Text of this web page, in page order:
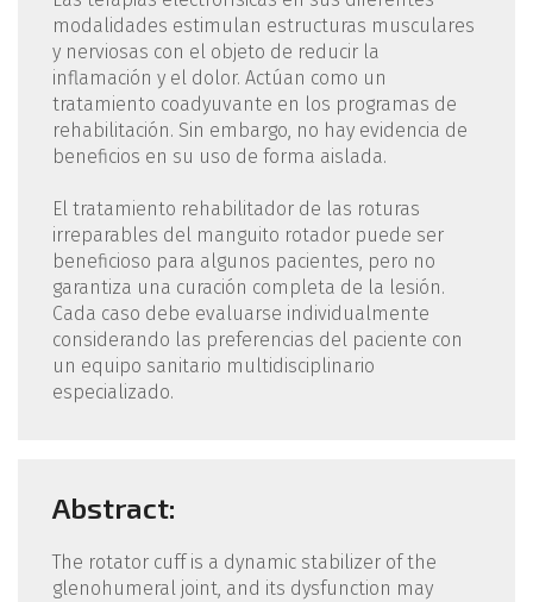
modalidades estimulan estructuras musculares
y nerviosas con el objeto de reducir la
inflamación y el dolor. Actúan como un
tratamiento coadyuvante en los programas de
rehabilitación. Sin embargo, no hay evidencia de
beneficios en su uso de forma aislada.
El tratamiento rehabilitador de las roturas
irreparables del manguito rotador puede ser
beneficioso para algunos pacientes, pero no
garantiza una curación completa de la lesión.
Cada caso debe evaluarse individualmente
considerando las preferencias del paciente con
un equipo sanitario multidisciplinario
especializado.
Abstract:
The rotator cuff is a dynamic stabilizer of the
glenohumeral joint, and its dysfunction may